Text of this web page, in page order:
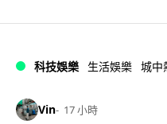
科技娛樂 生活娛樂 城中
Vin 17 小時